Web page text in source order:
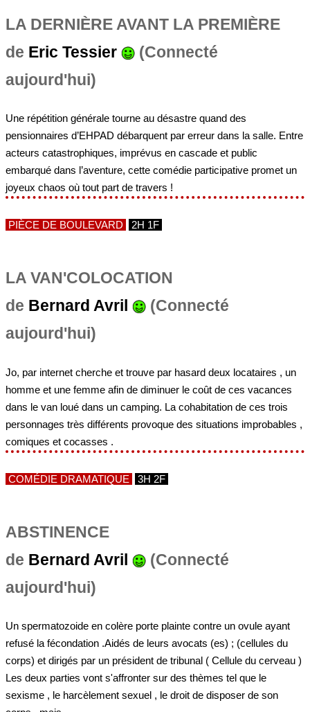
LA DERNIÈRE AVANT LA PREMIÈRE
de Eric Tessier
(Connecté
aujourd'hui)
Une répétition générale tourne au désastre quand des
pensionnaires d’EHPAD débarquent par erreur dans la salle. Entre
acteurs catastrophiques, imprévus en cascade et public
embarqué dans l’aventure, cette comédie participative promet un
joyeux chaos où tout part de travers !
PIÈCE DE BOULEVARD 2H 1F
LA VAN'COLOCATION
de Bernard Avril
(Connecté
aujourd'hui)
Jo, par internet cherche et trouve par hasard deux locataires , un
homme et une femme afin de diminuer le coût de ces vacances
dans le van loué dans un camping. La cohabitation de ces trois
personnages très différents provoque des situations improbables ,
comiques et cocasses .
COMÉDIE DRAMATIQUE 3H 2F
ABSTINENCE
de Bernard Avril
(Connecté
aujourd'hui)
Un spermatozoide en colère porte plainte contre un ovule ayant
refusé la fécondation .Aidés de leurs avocats (es) ; (cellules du
corps) et dirigés par un président de tribunal ( Cellule du cerveau )
Les deux parties vont s'affronter sur des thèmes tel que le
sexisme , le harcèlement sexuel , le droit de disposer de son